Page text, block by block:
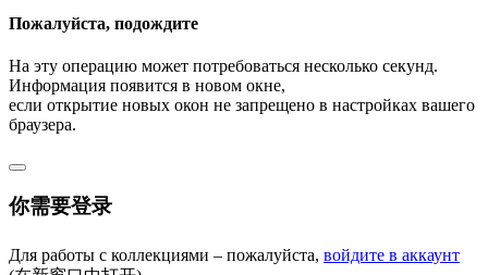
Пожалуйста, подождите
На эту операцию может потребоваться несколько секунд.
Информация появится в новом окне,
если открытие новых окон не запрещено в настройках вашего
браузера.
你需要登录
Для работы с коллекциями – пожалуйста, войдите в аккаунт